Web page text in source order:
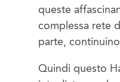
queste
complessa rete
parte,
Quindi questo